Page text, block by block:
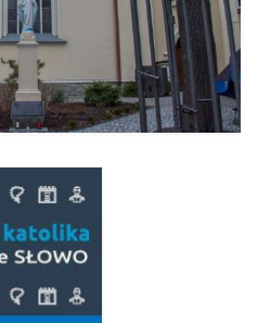
Święta 2019
2019
2019
parafii św. Jakuba
2019
2019